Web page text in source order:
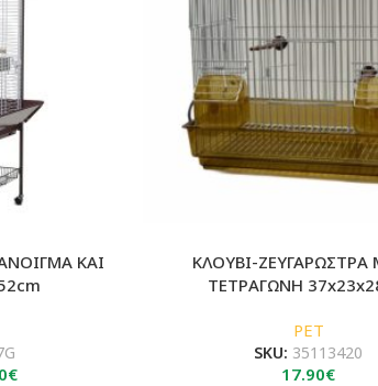
ΚΑΙ
€Η
ΚΛΟΥΒΙ-
ΤΕΤΡΑΓΩΝΗ
PET
SKU: 35113420
17.90€